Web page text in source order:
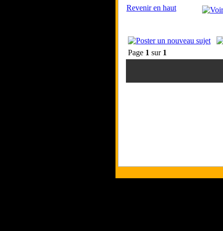
Revenir en haut
Page 1 sur 1